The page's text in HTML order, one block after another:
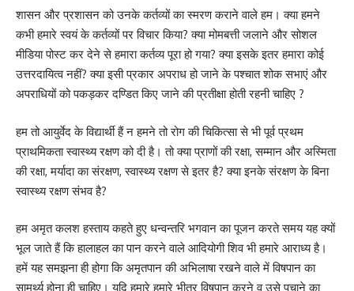
शासन और प्रशासन को उनके कर्तव्यों का स्मरण कराने वाले हम। क्या हमने
कभी हमारे स्वयं के कर्तव्यों पर विचार किया? क्या मोमबत्ती जलाने और सोशल
मीडिया पोस्ट कर देने से हमारा कर्तव्य पूरा हो गया? क्या इसके इतर हमारा कोई
उत्तरदायित्व नहीं? क्या इसी प्रकार अपराध हो जाने के पश्चात शोक सभाएं और
अपराधियों को पकड़कर दण्डित किए जाने की प्रतीक्षा होती रहनी चाहिए ?
हम तो आयुर्वेद के विद्यार्थी हैं न हमने तो रोग की चिकित्सा से भी पूर्व प्रथम
प्राथमिकता स्वास्थ्य रक्षण को दी है। तो क्या प्राणों की रक्षा, सम्मान और अस्मिता
की रक्षा, मर्यादा का संरक्षण, स्वास्थ्य रक्षण से इतर है? क्या इनके संरक्षण के बिना
स्वास्थ्य रक्षण संभव है?
हम अमृत कलश हस्ताय कहते हुए धन्वन्तरि भगवान का पूजन करते समय यह क्यों
भूल जाते हैं कि हालाहल का पान करने वाले आदियोगी शिव भी हमारे आराध्य है।
हमें यह समझना ही होगा कि अमृतपान की अभिलाषा रखने वाले में विषपान का
सामर्थ्य होना ही चाहिए। यदि हमारे हमारे भीतर विषपान करने व उसे पचाने का